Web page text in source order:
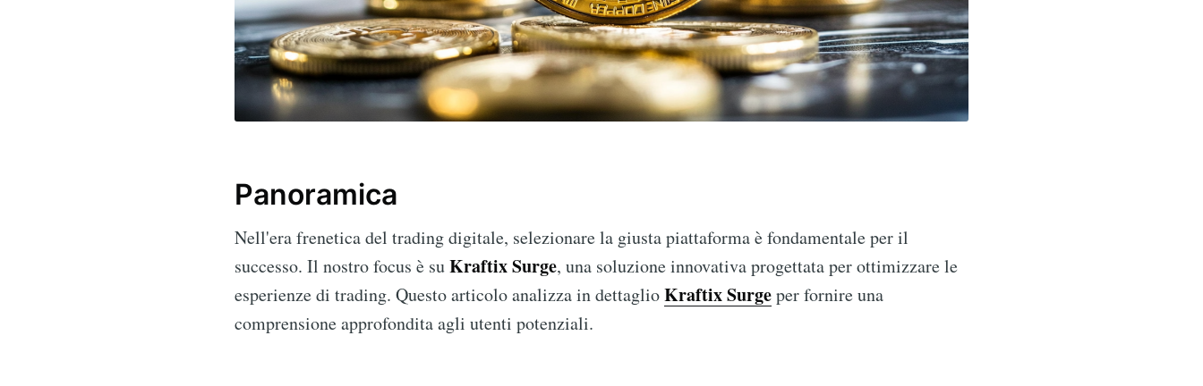
Panoramica
Nell'era frenetica del trading digitale, selezionare la giusta piattaforma è fondamentale per il
successo. Il nostro focus è suKraftix Surge, una soluzione innovativa progettata per ottimizzare le
esperienze di trading. Questo articolo analizza in dettaglioKraftix Surgeper fornire una
comprensione approfondita agli utenti potenziali.